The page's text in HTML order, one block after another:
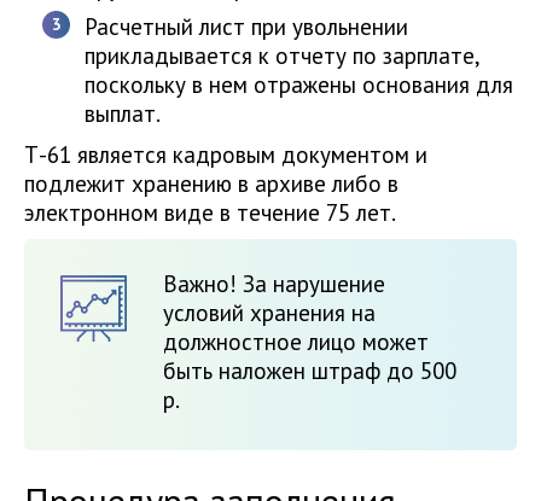
Расчетный лист при увольнении
прикладывается к отчету по зарплате,
поскольку в нем отражены основания для
выплат.
Т-61 является кадровым документом и
подлежит хранению в архиве либо в
электронном виде в течение 75 лет.
Важно! За нарушение
условий хранения на
должностное лицо может
быть наложен штраф до 500
р.